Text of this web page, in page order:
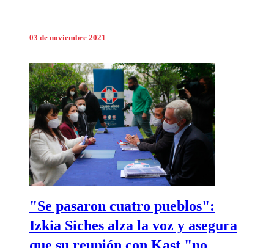
03 de noviembre 2021
"Se pasaron cuatro pueblos":
Izkia Siches alza la voz y asegura